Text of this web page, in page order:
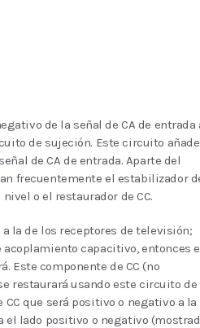
de la señal de CA de entrada
de sujeción. Este circuito
de CA de entrada. Aparte del
frecuentemente el estabilizador
o el restaurador de CC.
la de los receptores de televisión;
capacitivo, entonces
Este componente de CC (no
restaurará usando este circuito de
que será positivo o negativo a la
el lado positivo o negativo